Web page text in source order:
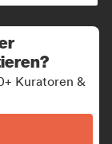
Kuratoren &